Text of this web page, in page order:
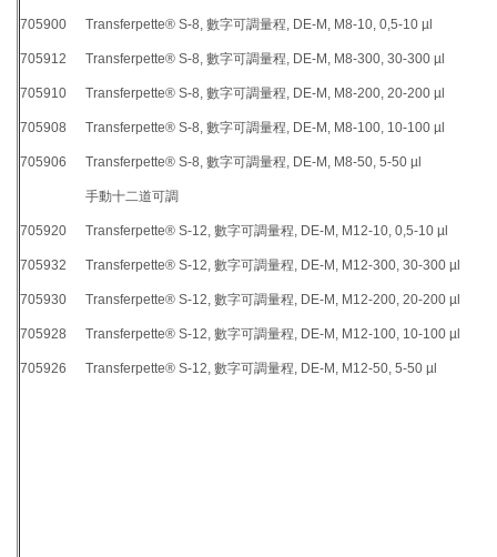
705900 Transferpette® S-8, 數字可調量程, DE-M, M8-10, 0,5-10 µl
705912 Transferpette® S-8, 數字可調量程, DE-M, M8-300, 30-300 µl
705910 Transferpette® S-8, 數字可調量程, DE-M, M8-200, 20-200 µl
705908 Transferpette® S-8, 數字可調量程, DE-M, M8-100, 10-100 µl
705906 Transferpette® S-8, 數字可調量程, DE-M, M8-50, 5-50 µl
手動十二道可調
705920 Transferpette® S-12, 數字可調量程, DE-M, M12-10, 0,5-10 µl
705932 Transferpette® S-12, 數字可調量程, DE-M, M12-300, 30-300 µl
705930 Transferpette® S-12, 數字可調量程, DE-M, M12-200, 20-200 µl
705928 Transferpette® S-12, 數字可調量程, DE-M, M12-100, 10-100 µl
705926 Transferpette® S-12, 數字可調量程, DE-M, M12-50, 5-50 µl